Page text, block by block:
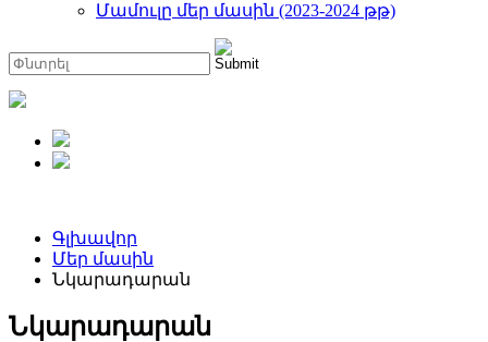
Մամուլը մեր մասին (2023-2024 թթ)
Գլխավոր
Մեր մասին
Նկարադարան
Նկարադարան